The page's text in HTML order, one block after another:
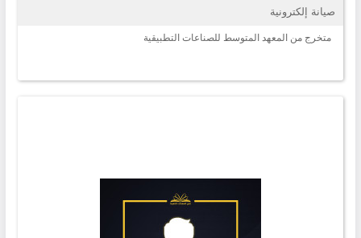
صيانة إلكترونية
متخرج من المعهد المتوسط للصناعات التطبيقية